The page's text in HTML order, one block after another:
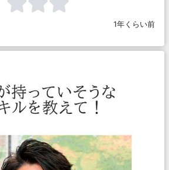
1年くらい前